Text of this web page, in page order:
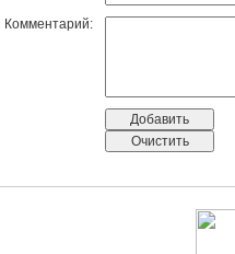
Комментарий: